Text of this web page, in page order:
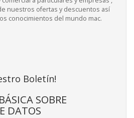
nuestros ofertas y descuentos así
conocimientos del mundo mac.
Boletín!
SOBRE
DATOS